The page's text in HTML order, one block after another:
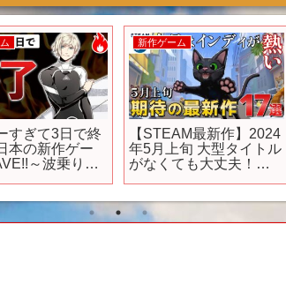
すぎて3日で終
本の新作ゲー
～波乗りボ
新作ゲーム
【STEAM最新作】2024
年5月上旬 大型タイトル
がなくても大丈夫！
が待っている
【PS/Switch/Xbox】